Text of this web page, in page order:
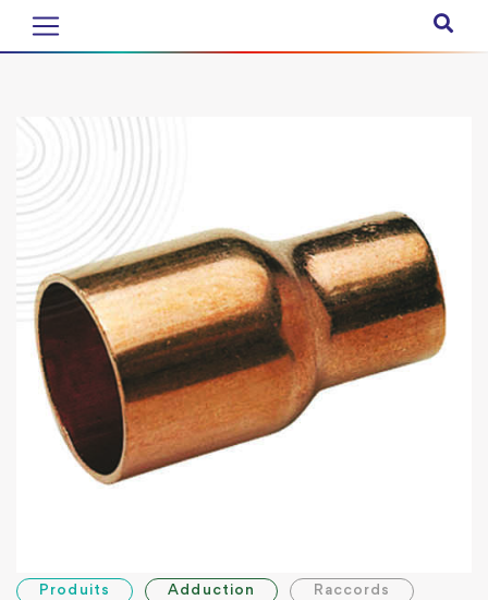
Produits Adduction Raccords